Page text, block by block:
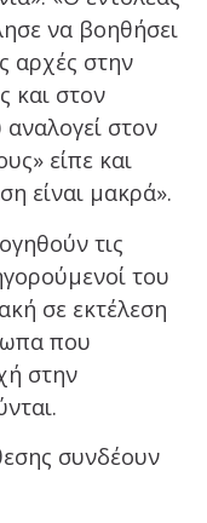
να βοηθήσει
αρχές στην
και στον
στον
είπε και
είναι μακρά».
τις
του
σε εκτέλεση
που
στην
συνδέουν